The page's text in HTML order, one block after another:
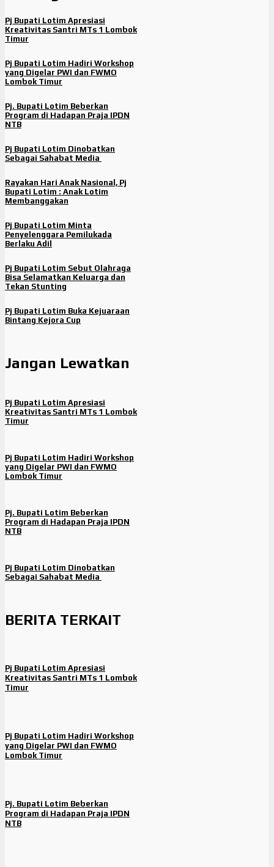
Pj Bupati Lotim Apresiasi
Kreativitas Santri MTs 1 Lombok
Timur
Pj Bupati Lotim Hadiri Workshop
yang Digelar PWI dan FWMO
Lombok Timur
Pj. Bupati Lotim Beberkan
Program di Hadapan Praja IPDN
NTB
Pj Bupati Lotim Dinobatkan
Sebagai Sahabat Media
Rayakan Hari Anak Nasional, Pj
Bupati Lotim : Anak Lotim
Membanggakan
Pj Bupati Lotim Minta
Penyelenggara Pemilukada
Berlaku Adil
Pj Bupati Lotim Sebut Olahraga
Bisa Selamatkan Keluarga dan
Tekan Stunting
Pj Bupati Lotim Buka Kejuaraan
Bintang Kejora Cup
Jangan Lewatkan
Pj Bupati Lotim Apresiasi
Kreativitas Santri MTs 1 Lombok
Timur
Pj Bupati Lotim Hadiri Workshop
yang Digelar PWI dan FWMO
Lombok Timur
Pj. Bupati Lotim Beberkan
Program di Hadapan Praja IPDN
NTB
Pj Bupati Lotim Dinobatkan
Sebagai Sahabat Media
BERITA TERKAIT
Pj Bupati Lotim Apresiasi
Kreativitas Santri MTs 1 Lombok
Timur
Pj Bupati Lotim Hadiri Workshop
yang Digelar PWI dan FWMO
Lombok Timur
Pj. Bupati Lotim Beberkan
Program di Hadapan Praja IPDN
NTB